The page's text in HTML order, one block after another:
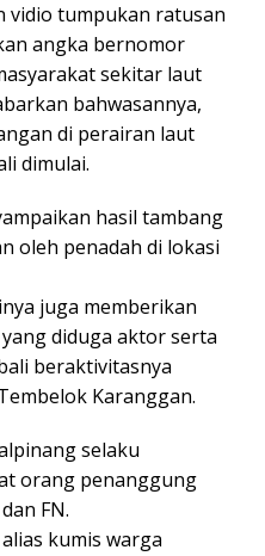
vidio tumpukan ratusan
angka bernomor
sekitar laut
bahwasannya,
di perairan laut
dimulai.
hasil tambang
oleh penadah di lokasi
juga memberikan
diduga aktor serta
beraktivitasnya
Karanggan.
selaku
orang penanggung
FN.
kumis warga